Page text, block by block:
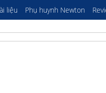
liệu Phụ huynh Newton